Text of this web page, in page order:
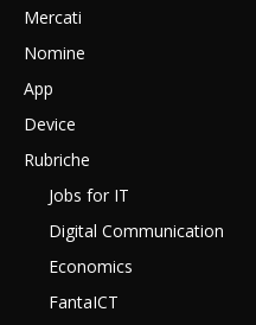
Mercati
Nomine
App
Device
Rubriche
Jobs for IT
Digital Communication
Economics
FantaICT